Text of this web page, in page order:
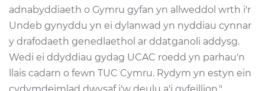
adnabyddiaeth o Gymru gyfan yn allweddol wrth i'r
Undeb gynyddu yn ei dylanwad yn nyddiau cynnar
y drafodaeth genedlaethol ar ddatganoli addysg.
Wedi ei ddyddiau gydag UCAC roedd yn parhau'n
llais cadarn o fewn TUC Cymru. Rydym yn estyn ein